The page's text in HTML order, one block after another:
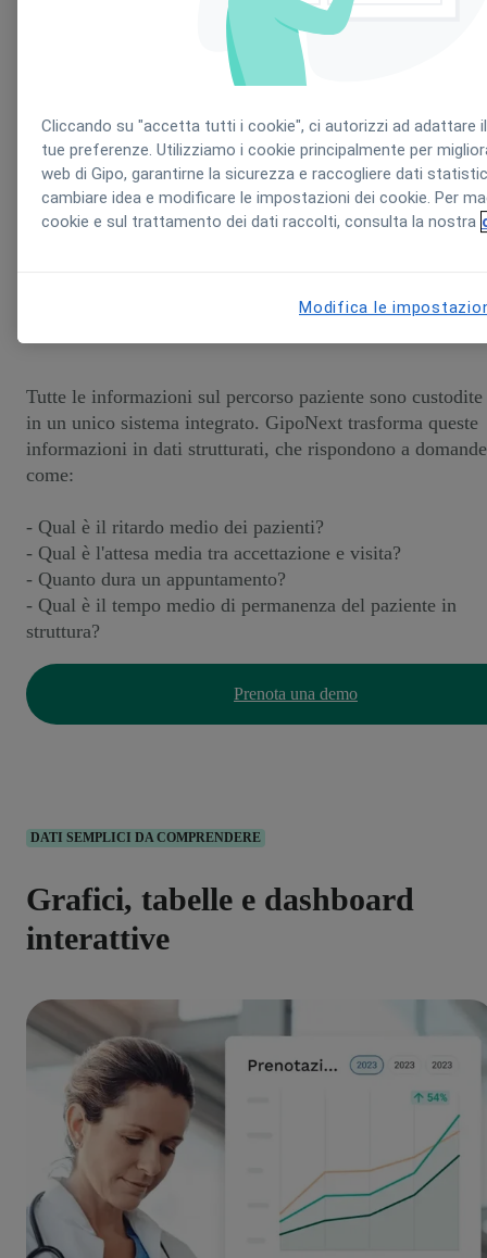
Tutte le informazioni sul percorso paziente sono custodite
in un unico sistema integrato. GipoNext trasforma queste
informazioni in dati strutturati, che rispondono a domande
come:
- Qual è il ritardo medio dei pazienti?
- Qual è l'attesa media tra accettazione e visita?
- Quanto dura un appuntamento?
- Qual è il tempo medio di permanenza del paziente in
struttura?
Prenota una demo
DATI SEMPLICI DA COMPRENDERE
Grafici, tabelle e dashboard
interattive
Cliccando su "accetta tutti i cookie", ci autorizzi ad adattare
tue preferenze. Utilizziamo i cookie principalmente per
web di Gipo, garantirne la sicurezza e raccogliere dati
cambiare idea e modificare le impostazioni dei cookie. Per
cookie e sul trattamento dei dati raccolti, consulta la nostra
Modifica le